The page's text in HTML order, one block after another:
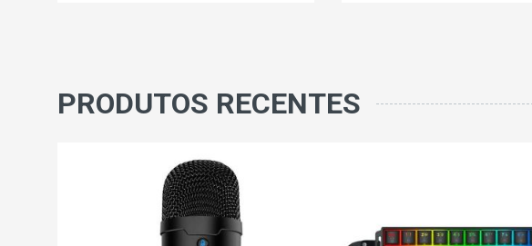
PRODUTOS RECENTES